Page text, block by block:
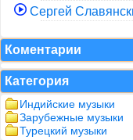
Сергей
Коментарии
Категория
Индийские музыки
Зарубежные музыки
Турецкий музыки